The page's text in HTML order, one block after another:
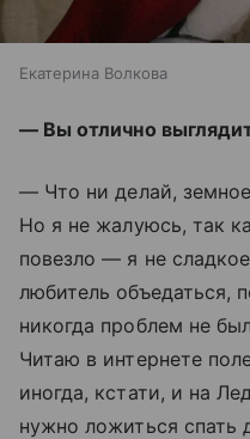
Екатерина Волкова
— Вы отлично
— Что ни делай,
Но я не жалуюсь, так
повезло — я не
любитель объедаться,
никогда проблем не
Читаю в интернете
иногда, кстати, и на
нужно ложиться спать